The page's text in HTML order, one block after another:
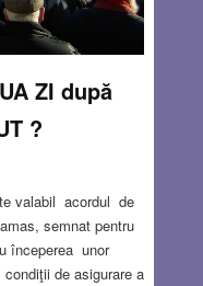
ZI după
?
valabil acordul de
semnat pentru
începerea unor
de asigurare a